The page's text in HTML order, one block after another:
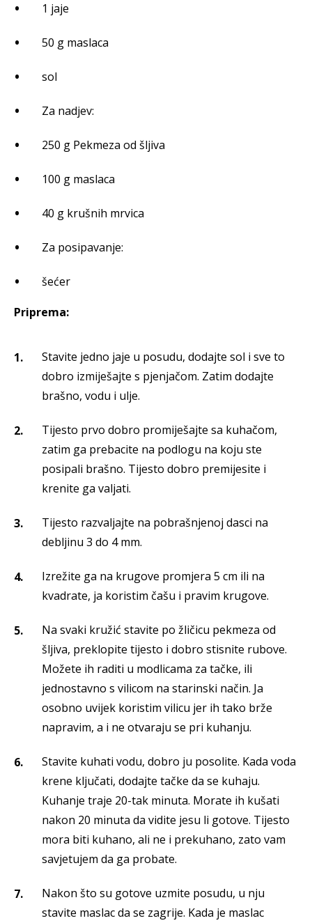
1 jaje
50 g maslaca
sol
Za nadjev:
250 g Pekmeza od šljiva
100 g maslaca
40 g krušnih mrvica
Za posipavanje:
šećer
Priprema:
Stavite jedno jaje u posudu, dodajte sol i sve to
dobro izmiješajte s pjenjačom. Zatim dodajte
brašno, vodu i ulje.
Tijesto prvo dobro promiješajte sa kuhačom,
zatim ga prebacite na podlogu na koju ste
posipali brašno. Tijesto dobro premijesite i
krenite ga valjati.
Tijesto razvaljajte na pobrašnjenoj dasci na
debljinu 3 do 4 mm.
Izrežite ga na krugove promjera 5 cm ili na
kvadrate, ja koristim čašu i pravim krugove.
Na svaki kružić stavite po žličicu pekmeza od
šljiva, preklopite tijesto i dobro stisnite rubove.
Možete ih raditi u modlicama za tačke, ili
jednostavno s vilicom na starinski način. Ja
osobno uvijek koristim vilicu jer ih tako brže
napravim, a i ne otvaraju se pri kuhanju.
Stavite kuhati vodu, dobro ju posolite. Kada voda
krene ključati, dodajte tačke da se kuhaju.
Kuhanje traje 20-tak minuta. Morate ih kušati
nakon 20 minuta da vidite jesu li gotove. Tijesto
mora biti kuhano, ali ne i prekuhano, zato vam
savjetujem da ga probate.
Nakon što su gotove uzmite posudu, u nju
stavite maslac da se zagrije. Kada je maslac